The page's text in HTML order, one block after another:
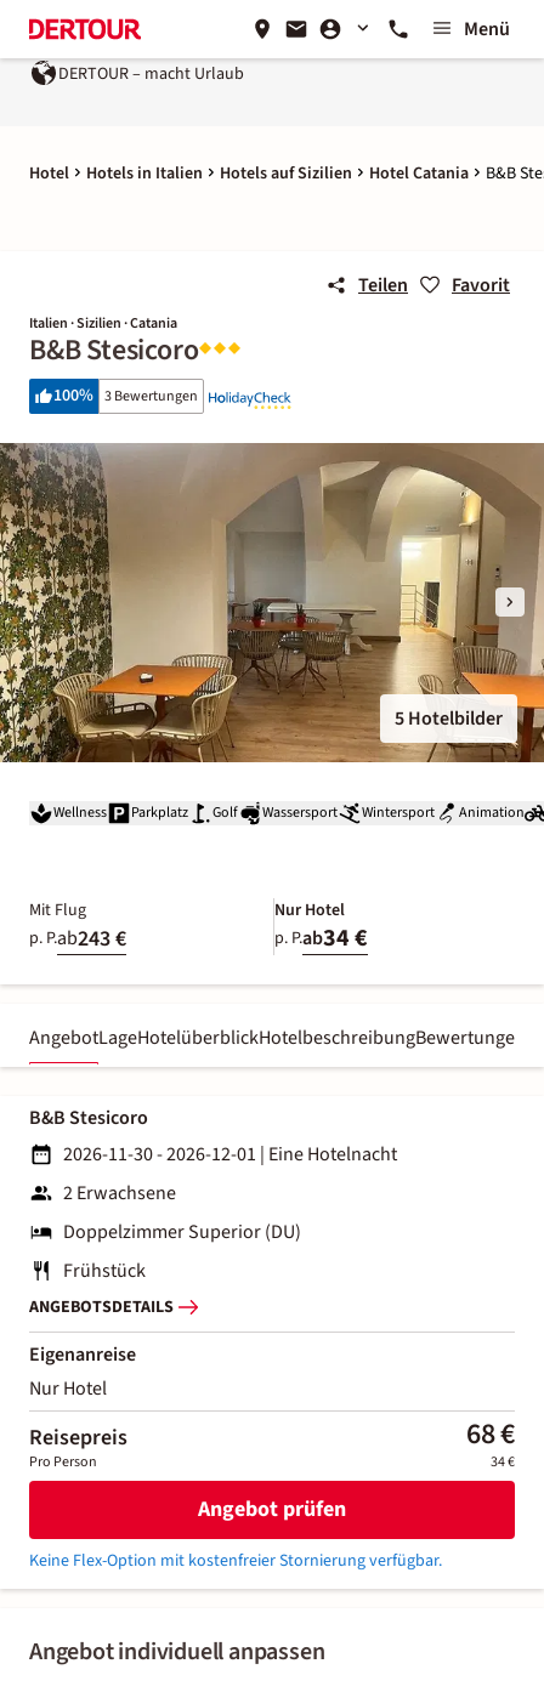
Menü
DERTOUR – macht Urlaub
Hotel Hotels in Italien Hotels auf Sizilien Hotel Catania B&B
Teilen Favorit
Italien · Sizilien · Catania
B&B Stesicoro
100% 3 Bewertungen
5 Hotelbilder
Wellness Parkplatz Golf Wassersport Wintersport Animation
Mit Flug
p. P.ab243 €
Nur Hotel
p. P.ab34 €
AngebotLageHotelüberblickHotelbeschreibungBewertungen
Angebot individuell anpassen
B&B Stesicoro
2026-11-30 - 2026-12-01 | Eine Hotelnacht
2 Erwachsene
Doppelzimmer Superior (DU)
Frühstück
ANGEBOTSDETAILS
Eigenanreise
Nur Hotel
Reisepreis 68 €
Pro Person 34 €
Angebot prüfen
Keine Flex-Option mit kostenfreier Stornierung verfügbar.